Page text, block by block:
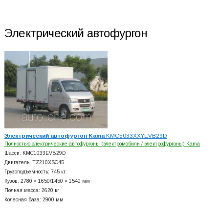
Электрический автофургон
Электрический автофургон KamaKMC5033XXYEVB29D
Полностью электрические автофургоны (электромобили / электрофургоны) Kama
Шасси: KMC1033EVB29D
Двигатель: TZ210XSC45
Грузоподъемность: 745 кг
Кузов: 2780 × 1650/1450 × 1540 мм
Полная масса: 2620 кг
Колесная база: 2900 мм